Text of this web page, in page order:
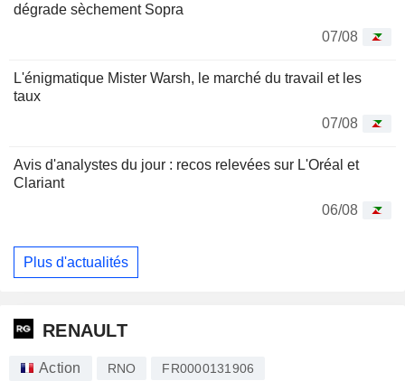
dégrade sèchement Sopra
07/08
L'énigmatique Mister Warsh, le marché du travail et les
taux
07/08
Avis d'analystes du jour : recos relevées sur L'Oréal et
Clariant
06/08
Plus d'actualités
RENAULT
Action RNO FR0000131906